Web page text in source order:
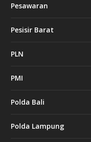
Pesawaran
Pesisir Barat
PLN
PMI
Polda Bali
Polda Lampung